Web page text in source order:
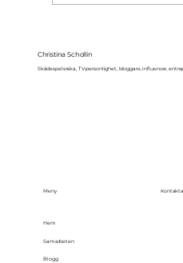
Christina Schollin
Skådespelerska, TV-personlighet, bloggare, influencer,
Meny
Hem
Samarbeten
Blogg